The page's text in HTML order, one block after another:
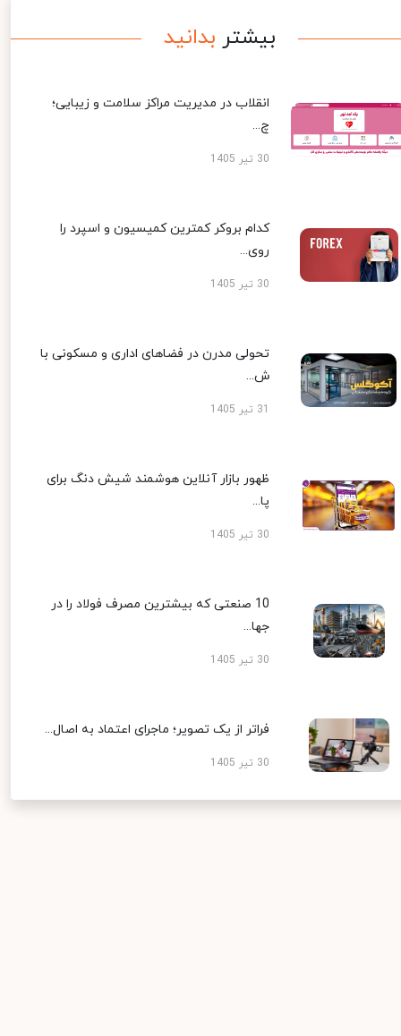
بیشتر بدانید
انقلاب در مدیریت مراکز سلامت و زیبایی؛
چ...
30 تیر 1405
کدام بروکر کمترین کمیسیون و اسپرد را
روی...
30 تیر 1405
تحولی مدرن در فضاهای اداری و مسکونی با
ش...
ظهور بازار آنلاین هوشمند شیش دنگ برای
پا...
30 تیر 1405
10 صنعتی که بیشترین مصرف فولاد را در
جها...
30 تیر 1405
فراتر از یک تصویر؛ ماجرای اعتماد به اصال...
30 تیر 1405